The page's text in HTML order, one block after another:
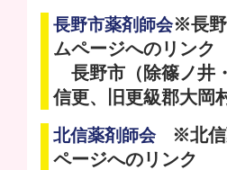
長野市薬剤師会※長野
ムページへのリンク
長野市（除篠ノ井
信更、旧更級郡大岡
北信薬剤師会※北信
ページへのリンク